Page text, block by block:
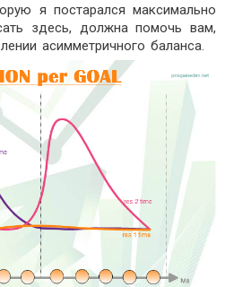
я постарался максимально
здесь, должна помочь вам,
асимметричного баланса.